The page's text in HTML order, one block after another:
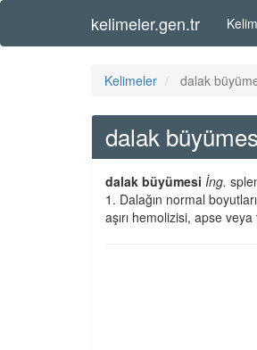
kelimeler.gen.tr
Kelimeler dalak
dalak
dalak büyümesi İng.
1. Dalağın normal
aşırı hemolizisi, apse